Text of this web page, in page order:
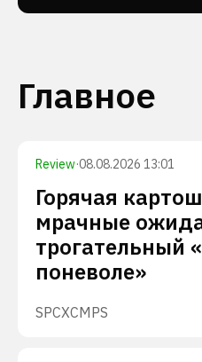
Главное
Review·08.08.2026 13:01
Горячая
мрачные
трогательный
поневоле»
SPCXCMPS